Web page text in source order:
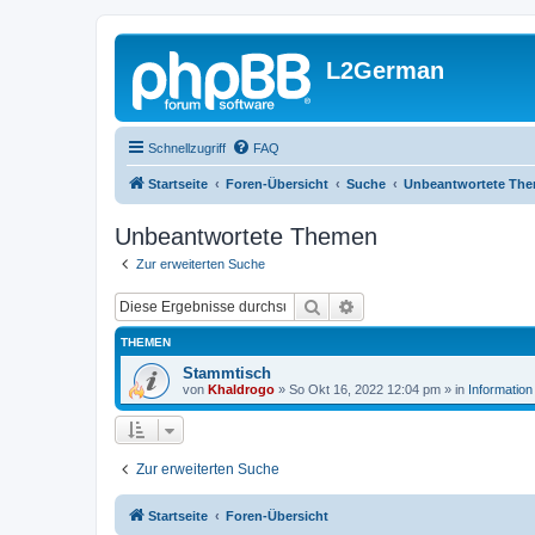
L2German
Schnellzugriff FAQ
Startseite Foren-Übersicht Suche Unbeantwortete
Unbeantwortete Themen
Zur erweiterten Suche
Suche
THEMEN
Stammtisch
von Khaldrogo » So Okt 16, 2022 12:04 pm » in Information
Zur erweiterten Suche
Startseite Foren-Übersicht